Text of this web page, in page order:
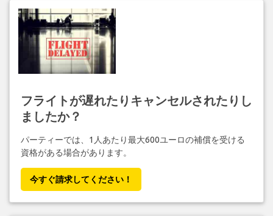
フライトが遅れたりキャンセルされたりし
ましたか？
パーティーでは、1人あたり最大600ユーロの補償を受ける
資格がある場合があります。